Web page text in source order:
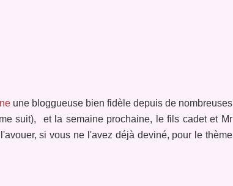
une bloggueuse bien fidèle depuis de nombreuses
suit), et la semaine prochaine, le fils cadet et Mr
si vous ne l'avez déjà deviné, pour le thème